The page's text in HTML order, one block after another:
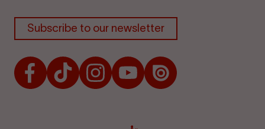
Subscribe to our newsletter
FacebookTikTok InstagramYoutubeIssuu